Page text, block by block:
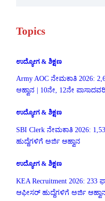
Topics
ಉದ್ಯೋಗ & ಶಿಕ್ಷಣ
Army AOC ನೇಮಕಾತಿ 2026:
ಆಹ್ವಾನ | 10ನೇ, 12ನೇ
ಉದ್ಯೋಗ & ಶಿಕ್ಷಣ
SBI Clerk ನೇಮಕಾತಿ
ಹುದ್ದೆಗಳಿಗೆ ಅರ್ಜಿ ಆಹ್ವಾನ
ಉದ್ಯೋಗ & ಶಿಕ್ಷಣ
KEA Recruitment 2026:
ಆಫೀಸರ್ ಹುದ್ದೆಗಳಿಗೆ ಅರ್ಜಿ